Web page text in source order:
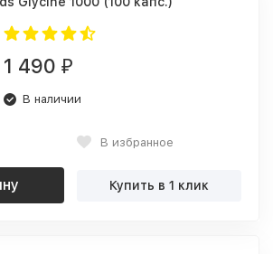
1 490 ₽
В наличии
В избранное
Купить в 1 клик